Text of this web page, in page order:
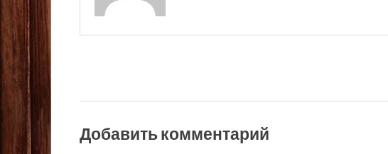
Добавить комментарий